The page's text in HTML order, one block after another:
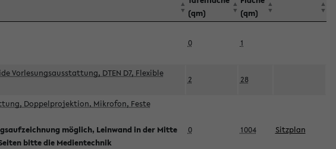
(qm)
(qm)
0 1
Vorlesungsausstattung, DTEN D7, Flexible
2 28
Doppelprojektion, Mikrofon, Feste
möglich, Leinwand in der Mitte
bitte die Medientechnik
0 1004 Sitzplan